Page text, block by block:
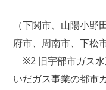
（下関市、山陽小
府市、周南市、下松
※2 旧宇部市ガス水
いだガス事業の都市